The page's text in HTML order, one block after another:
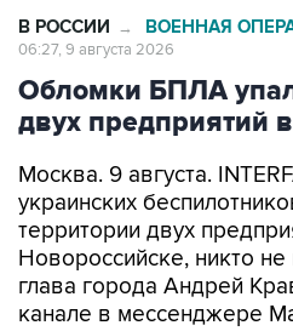
В РОССИИ → ВОЕННАЯ
06:27, 9 августа 2026
Обломки БПЛА
двух предприятий
Москва. 9 августа.
украинских
территории двух
Новороссийске, никто
глава города Андрей
канале в мессенджере